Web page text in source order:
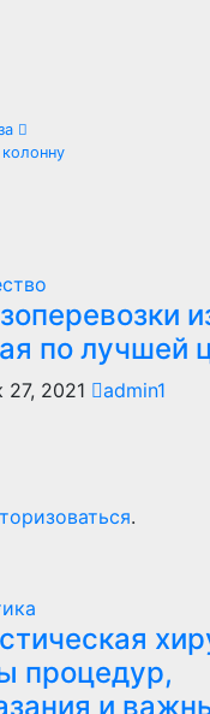
по лучшей
27, 2021 admin1
.
процедур,
и